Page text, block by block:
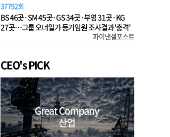
37792회
BS 46곳·SM 45곳·GS 34곳·부영 31곳·KG
27곳…그룹 오너일가 등기임원 조사결과 '충격'
파이낸셜포스트
CEO's PICK